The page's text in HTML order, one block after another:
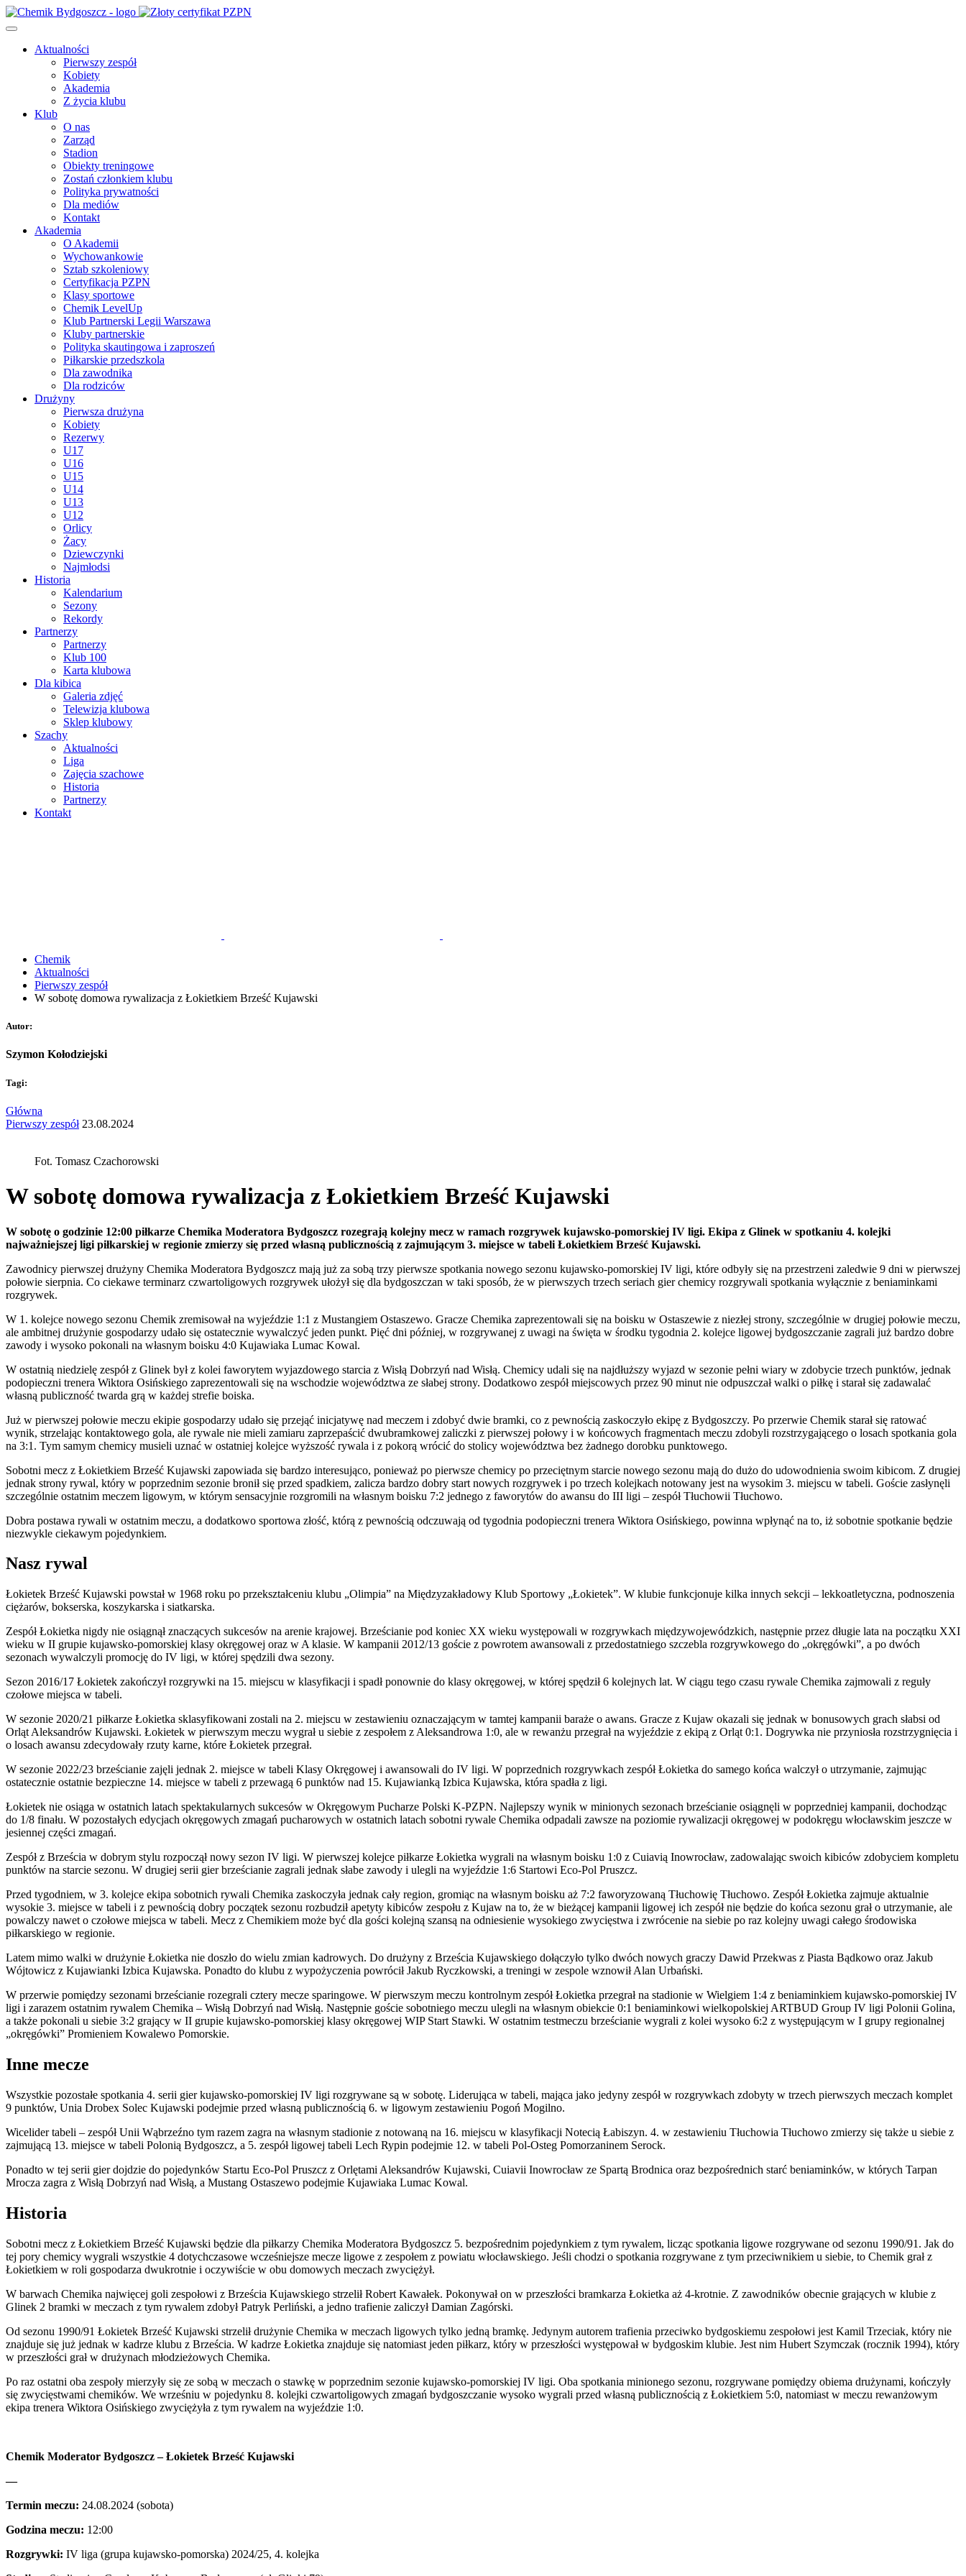
Aktualności
Pierwszy zespół
Kobiety
Akademia
Z życia klubu
Klub
O nas
Zarząd
Stadion
Obiekty treningowe
Zostań członkiem klubu
Polityka prywatności
Dla mediów
Kontakt
Akademia
O Akademii
Wychowankowie
Sztab szkoleniowy
Certyfikacja PZPN
Klasy sportowe
Chemik LevelUp
Klub Partnerski Legii Warszawa
Kluby partnerskie
Polityka skautingowa i zaproszeń
Piłkarskie przedszkola
Dla zawodnika
Dla rodziców
Drużyny
Pierwsza drużyna
Kobiety
Rezerwy
U17
U16
U15
U14
U13
U12
Orlicy
Żacy
Dziewczynki
Najmłodsi
Historia
Kalendarium
Sezony
Rekordy
Partnerzy
Partnerzy
Klub 100
Karta klubowa
Dla kibica
Galeria zdjęć
Telewizja klubowa
Sklep klubowy
Szachy
Aktualności
Liga
Zajęcia szachowe
Historia
Partnerzy
Kontakt
Chemik
Aktualności
Pierwszy zespół
W sobotę domowa rywalizacja z Łokietkiem Brześć Kujawski
Autor:
Szymon Kołodziejski
Tagi:
Główna
Pierwszy zespół 23.08.2024
Fot. Tomasz Czachorowski
W sobotę domowa rywalizacja z Łokietkiem Brześć Kujawski
W sobotę o godzinie 12:00 piłkarze Chemika Moderatora Bydgoszcz rozegrają kolejny mecz w ramach rozgrywek kujawsko-pomorskiej IV ligi. Ekipa z Glinek w spotkaniu 4. kolejki
najważniejszej ligi piłkarskiej w regionie zmierzy się przed własną publicznością z zajmującym 3. miejsce w tabeli Łokietkiem Brześć Kujawski.
Zawodnicy pierwszej drużyny Chemika Moderatora Bydgoszcz mają już za sobą trzy pierwsze spotkania nowego sezonu kujawsko-pomorskiej IV ligi, które odbyły się na przestrzeni zaledwie 9 dni w pierwszej
połowie sierpnia. Co ciekawe terminarz czwartoligowych rozgrywek ułożył się dla bydgoszczan w taki sposób, że w pierwszych trzech seriach gier chemicy rozgrywali spotkania wyłącznie z beniaminkami
rozgrywek.
W 1. kolejce nowego sezonu Chemik zremisował na wyjeździe 1:1 z Mustangiem Ostaszewo. Gracze Chemika zaprezentowali się na boisku w Ostaszewie z niezłej strony, szczególnie w drugiej połowie meczu,
ale ambitnej drużynie gospodarzy udało się ostatecznie wywalczyć jeden punkt. Pięć dni później, w rozgrywanej z uwagi na święta w środku tygodnia 2. kolejce ligowej bydgoszczanie zagrali już bardzo dobre
zawody i wysoko pokonali na własnym boisku 4:0 Kujawiaka Lumac Kowal.
W ostatnią niedzielę zespół z Glinek był z kolei faworytem wyjazdowego starcia z Wisłą Dobrzyń nad Wisłą. Chemicy udali się na najdłuższy wyjazd w sezonie pełni wiary w zdobycie trzech punktów, jednak
podopieczni trenera Wiktora Osińskiego zaprezentowali się na wschodzie województwa ze słabej strony. Dodatkowo zespół miejscowych przez 90 minut nie odpuszczał walki o piłkę i starał się zadawalać
własną publiczność twarda grą w każdej strefie boiska.
Już w pierwszej połowie meczu ekipie gospodarzy udało się przejąć inicjatywę nad meczem i zdobyć dwie bramki, co z pewnością zaskoczyło ekipę z Bydgoszczy. Po przerwie Chemik starał się ratować
wynik, strzelając kontaktowego gola, ale rywale nie mieli zamiaru zaprzepaścić dwubramkowej zaliczki z pierwszej połowy i w końcowych fragmentach meczu zdobyli rozstrzygającego o losach spotkania gola
na 3:1. Tym samym chemicy musieli uznać w ostatniej kolejce wyższość rywala i z pokorą wrócić do stolicy województwa bez żadnego dorobku punktowego.
Sobotni mecz z Łokietkiem Brześć Kujawski zapowiada się bardzo interesująco, ponieważ po pierwsze chemicy po przeciętnym starcie nowego sezonu mają do dużo do udowodnienia swoim kibicom. Z drugiej
jednak strony rywal, który w poprzednim sezonie bronił się przed spadkiem, zalicza bardzo dobry start nowych rozgrywek i po trzech kolejkach notowany jest na wysokim 3. miejscu w tabeli. Goście zasłynęli
szczególnie ostatnim meczem ligowym, w którym sensacyjnie rozgromili na własnym boisku 7:2 jednego z faworytów do awansu do III ligi – zespół Tłuchowii Tłuchowo.
Dobra postawa rywali w ostatnim meczu, a dodatkowo sportowa złość, którą z pewnością odczuwają od tygodnia podopieczni trenera Wiktora Osińskiego, powinna wpłynąć na to, iż sobotnie spotkanie będzie
niezwykle ciekawym pojedynkiem.
Nasz rywal
Łokietek Brześć Kujawski powstał w 1968 roku po przekształceniu klubu „Olimpia” na Międzyzakładowy Klub Sportowy „Łokietek”. W klubie funkcjonuje kilka innych sekcji – lekkoatletyczna, podnoszenia
ciężarów, bokserska, koszykarska i siatkarska.
Zespół Łokietka nigdy nie osiągnął znaczących sukcesów na arenie krajowej. Brześcianie pod koniec XX wieku występowali w rozgrywkach międzywojewódzkich, następnie przez długie lata na początku XXI
wieku w II grupie kujawsko-pomorskiej klasy okręgowej oraz w A klasie. W kampanii 2012/13 goście z powrotem awansowali z przedostatniego szczebla rozgrywkowego do „okręgówki”, a po dwóch
sezonach wywalczyli promocję do IV ligi, w której spędzili dwa sezony.
Sezon 2016/17 Łokietek zakończył rozgrywki na 15. miejscu w klasyfikacji i spadł ponownie do klasy okręgowej, w której spędził 6 kolejnych lat. W ciągu tego czasu rywale Chemika zajmowali z reguły
czołowe miejsca w tabeli.
W sezonie 2020/21 piłkarze Łokietka sklasyfikowani zostali na 2. miejscu w zestawieniu oznaczającym w tamtej kampanii baraże o awans. Gracze z Kujaw okazali się jednak w bonusowych grach słabsi od
Orląt Aleksandrów Kujawski. Łokietek w pierwszym meczu wygrał u siebie z zespołem z Aleksandrowa 1:0, ale w rewanżu przegrał na wyjeździe z ekipą z Orląt 0:1. Dogrywka nie przyniosła rozstrzygnięcia i
o losach awansu zdecydowały rzuty karne, które Łokietek przegrał.
W sezonie 2022/23 brześcianie zajęli jednak 2. miejsce w tabeli Klasy Okręgowej i awansowali do IV ligi. W poprzednich rozgrywkach zespół Łokietka do samego końca walczył o utrzymanie, zajmując
ostatecznie ostatnie bezpieczne 14. miejsce w tabeli z przewagą 6 punktów nad 15. Kujawianką Izbica Kujawska, która spadła z ligi.
Łokietek nie osiąga w ostatnich latach spektakularnych sukcesów w Okręgowym Pucharze Polski K-PZPN. Najlepszy wynik w minionych sezonach brześcianie osiągnęli w poprzedniej kampanii, dochodząc
do 1/8 finału. W pozostałych edycjach okręgowych zmagań pucharowych w ostatnich latach sobotni rywale Chemika odpadali zawsze na poziomie rywalizacji okręgowej w podokręgu włocławskim jeszcze w
jesiennej części zmagań.
Zespół z Brześcia w dobrym stylu rozpoczął nowy sezon IV ligi. W pierwszej kolejce piłkarze Łokietka wygrali na własnym boisku 1:0 z Cuiavią Inowrocław, zadowalając swoich kibiców zdobyciem kompletu
punktów na starcie sezonu. W drugiej serii gier brześcianie zagrali jednak słabe zawody i ulegli na wyjeździe 1:6 Startowi Eco-Pol Pruszcz.
Przed tygodniem, w 3. kolejce ekipa sobotnich rywali Chemika zaskoczyła jednak cały region, gromiąc na własnym boisku aż 7:2 faworyzowaną Tłuchowię Tłuchowo. Zespół Łokietka zajmuje aktualnie
wysokie 3. miejsce w tabeli i z pewnością dobry początek sezonu rozbudził apetyty kibiców zespołu z Kujaw na to, że w bieżącej kampanii ligowej ich zespół nie będzie do końca sezonu grał o utrzymanie, ale
powalczy nawet o czołowe miejsca w tabeli. Mecz z Chemikiem może być dla gości kolejną szansą na odniesienie wysokiego zwycięstwa i zwrócenie na siebie po raz kolejny uwagi całego środowiska
piłkarskiego w regionie.
Latem mimo walki w drużynie Łokietka nie doszło do wielu zmian kadrowych. Do drużyny z Brześcia Kujawskiego dołączyło tylko dwóch nowych graczy Dawid Przekwas z Piasta Bądkowo oraz Jakub
Wójtowicz z Kujawianki Izbica Kujawska. Ponadto do klubu z wypożyczenia powrócił Jakub Ryczkowski, a treningi w zespole wznowił Alan Urbański.
W przerwie pomiędzy sezonami brześcianie rozegrali cztery mecze sparingowe. W pierwszym meczu kontrolnym zespół Łokietka przegrał na stadionie w Wielgiem 1:4 z beniaminkiem kujawsko-pomorskiej IV
ligi i zarazem ostatnim rywalem Chemika – Wisłą Dobrzyń nad Wisłą. Następnie goście sobotniego meczu ulegli na własnym obiekcie 0:1 beniaminkowi wielkopolskiej ARTBUD Group IV ligi Polonii Golina,
a także pokonali u siebie 3:2 grający w II grupie kujawsko-pomorskiej klasy okręgowej WIP Start Stawki. W ostatnim testmeczu brześcianie wygrali z kolei wysoko 6:2 z występującym w I grupy regionalnej
„okręgówki” Promieniem Kowalewo Pomorskie.
Inne mecze
Wszystkie pozostałe spotkania 4. serii gier kujawsko-pomorskiej IV ligi rozgrywane są w sobotę. Liderująca w tabeli, mająca jako jedyny zespół w rozgrywkach zdobyty w trzech pierwszych meczach komplet
9 punktów, Unia Drobex Solec Kujawski podejmie przed własną publicznością 6. w ligowym zestawieniu Pogoń Mogilno.
Wicelider tabeli – zespół Unii Wąbrzeźno tym razem zagra na własnym stadionie z notowaną na 16. miejscu w klasyfikacji Notecią Łabiszyn. 4. w zestawieniu Tłuchowia Tłuchowo zmierzy się także u siebie z
zajmującą 13. miejsce w tabeli Polonią Bydgoszcz, a 5. zespół ligowej tabeli Lech Rypin podejmie 12. w tabeli Pol-Osteg Pomorzaninem Serock.
Ponadto w tej serii gier dojdzie do pojedynków Startu Eco-Pol Pruszcz z Orlętami Aleksandrów Kujawski, Cuiavii Inowrocław ze Spartą Brodnica oraz bezpośrednich starć beniaminków, w których Tarpan
Mrocza zagra z Wisłą Dobrzyń nad Wisłą, a Mustang Ostaszewo podejmie Kujawiaka Lumac Kowal.
Historia
Sobotni mecz z Łokietkiem Brześć Kujawski będzie dla piłkarzy Chemika Moderatora Bydgoszcz 5. bezpośrednim pojedynkiem z tym rywalem, licząc spotkania ligowe rozgrywane od sezonu 1990/91. Jak do
tej pory chemicy wygrali wszystkie 4 dotychczasowe wcześniejsze mecze ligowe z zespołem z powiatu włocławskiego. Jeśli chodzi o spotkania rozgrywane z tym przeciwnikiem u siebie, to Chemik grał z
Łokietkiem w roli gospodarza dwukrotnie i oczywiście w obu domowych meczach zwyciężył.
W barwach Chemika najwięcej goli zespołowi z Brześcia Kujawskiego strzelił Robert Kawałek. Pokonywał on w przeszłości bramkarza Łokietka aż 4-krotnie. Z zawodników obecnie grających w klubie z
Glinek 2 bramki w meczach z tym rywalem zdobył Patryk Perliński, a jedno trafienie zaliczył Damian Zagórski.
Od sezonu 1990/91 Łokietek Brześć Kujawski strzelił drużynie Chemika w meczach ligowych tylko jedną bramkę. Jedynym autorem trafienia przeciwko bydgoskiemu zespołowi jest Kamil Trzeciak, który nie
znajduje się już jednak w kadrze klubu z Brześcia. W kadrze Łokietka znajduje się natomiast jeden piłkarz, który w przeszłości występował w bydgoskim klubie. Jest nim Hubert Szymczak (rocznik 1994), który
w przeszłości grał w drużynach młodzieżowych Chemika.
Po raz ostatni oba zespoły mierzyły się ze sobą w meczach o stawkę w poprzednim sezonie kujawsko-pomorskiej IV ligi. Oba spotkania minionego sezonu, rozgrywane pomiędzy obiema drużynami, kończyły
się zwycięstwami chemików. We wrześniu w pojedynku 8. kolejki czwartoligowych zmagań bydgoszczanie wysoko wygrali przed własną publicznością z Łokietkiem 5:0, natomiast w meczu rewanżowym
ekipa trenera Wiktora Osińskiego zwyciężyła z tym rywalem na wyjeździe 1:0.
Chemik Moderator Bydgoszcz – Łokietek Brześć Kujawski
—
Termin meczu: 24.08.2024 (sobota)
Godzina meczu: 12:00
Rozgrywki: IV liga (grupa kujawsko-pomorska) 2024/25, 4. kolejka